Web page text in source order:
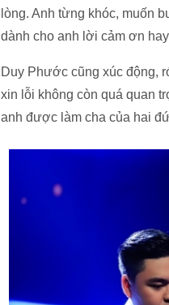
lòng. Anh từng khóc, muốn
dành cho anh lời cảm ơn
Duy Phước cũng xúc động,
xin lỗi không còn quá quan
anh được làm cha của hai